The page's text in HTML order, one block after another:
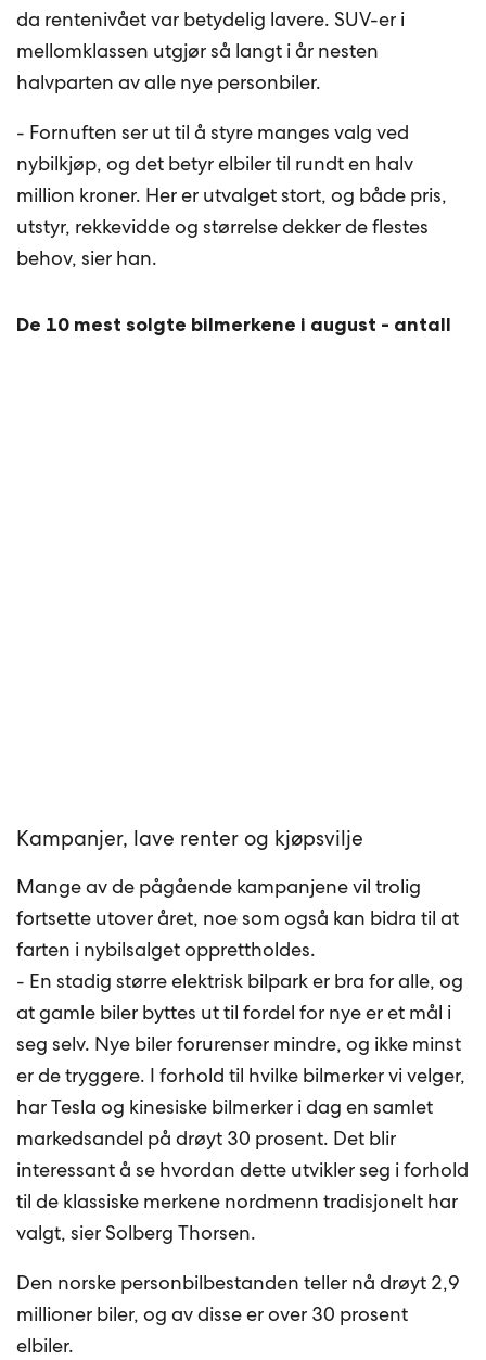
da rentenivået var betydelig lavere. SUV-er i
mellomklassen utgjør så langt i år nesten
halvparten av alle nye personbiler.
- Fornuften ser ut til å styre manges valg ved
nybilkjøp, og det betyr elbiler til rundt en halv
million kroner. Her er utvalget stort, og både pris,
utstyr, rekkevidde og størrelse dekker de flestes
behov, sier han.
De 10 mest solgte bilmerkene i august - antall
Kampanjer, lave renter og kjøpsvilje
Mange av de pågående kampanjene vil trolig
fortsette utover året, noe som også kan bidra til at
farten i nybilsalget opprettholdes.
- En stadig større elektrisk bilpark er bra for alle, og
at gamle biler byttes ut til fordel for nye er et mål i
seg selv. Nye biler forurenser mindre, og ikke minst
er de tryggere. I forhold til hvilke bilmerker vi velger,
har Tesla og kinesiske bilmerker i dag en samlet
markedsandel på drøyt 30 prosent. Det blir
interessant å se hvordan dette utvikler seg i forhold
til de klassiske merkene nordmenn tradisjonelt har
valgt, sier Solberg Thorsen.
Den norske personbilbestanden teller nå drøyt 2,9
millioner biler, og av disse er over 30 prosent
elbiler.